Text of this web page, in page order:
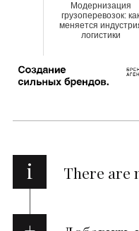
Модернизация
грузоперевозок:
меняется
логистики
i There are